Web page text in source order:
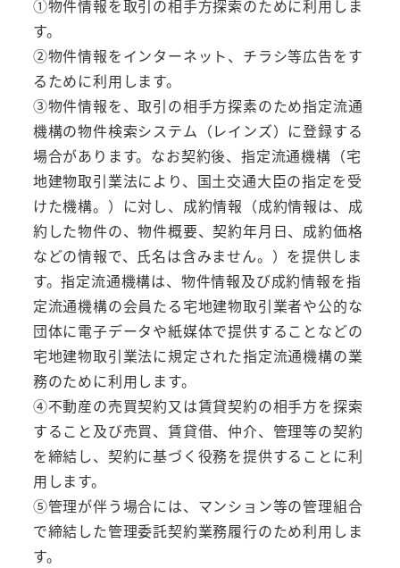
①物件情報を取引の相手方探索のために利用しま
す。
②物件情報をインターネット、チラシ等広告をす
るために利用します。
③物件情報を、取引の相手方探素のため指定流通
機構の物件検索システム（レインズ）に登録する
場合があります。なお契約後、指定流通機構（宅
地建物取引業法により、国土交通大臣の指定を受
けた機構。）に対し、成約情報（成約情報は、成
約した物件の、物件概要、契約年月日、成約価格
などの情報で、氏名は含みません。）を提供しま
す。指定流通機構は、物件情報及び成約情報を指
定流通機構の会員たる宅地建物取引業者や公的な
団体に電子データや紙媒体で提供することなどの
宅地建物取引業法に規定された指定流通機構の業
務のために利用します。
④不動産の売買契約又は賃貸契約の相手方を探索
すること及び売買、賃貸借、仲介、管理等の契約
を締結し、契約に基づく役務を提供することに利
用します。
⑤管理が伴う場合には、マンション等の管理組合
で締結した管理委託契約業務履行のため利用しま
す。